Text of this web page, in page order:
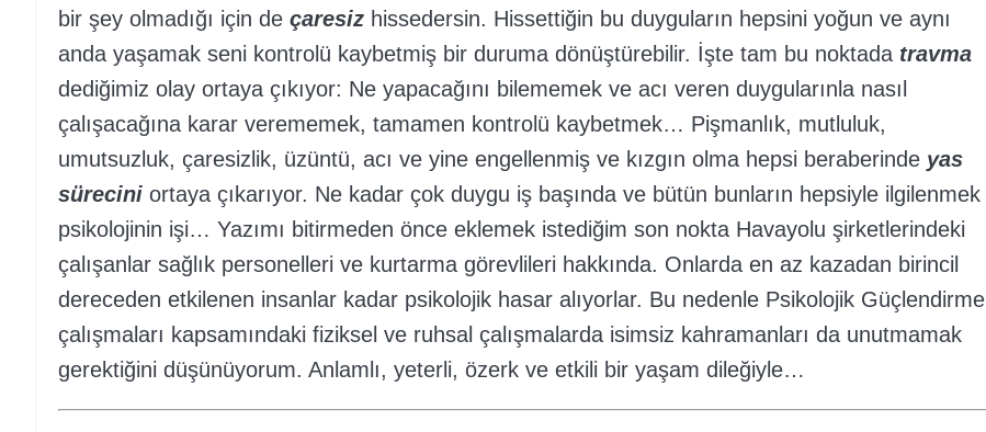
bir şey olmadığı için de çaresiz hissedersin. Hissettiğin bu duyguların hepsini yoğun ve aynı
anda yaşamak seni kontrolü kaybetmiş bir duruma dönüştürebilir. İşte tam bu noktada travma
dediğimiz olay ortaya çıkıyor: Ne yapacağını bilememek ve acı veren duygularınla nasıl
çalışacağına karar verememek, tamamen kontrolü kaybetmek… Pişmanlık, mutluluk,
umutsuzluk, çaresizlik, üzüntü, acı ve yine engellenmiş ve kızgın olma hepsi beraberinde yas
sürecini ortaya çıkarıyor. Ne kadar çok duygu iş başında ve bütün bunların hepsiyle ilgilenmek
psikolojinin işi… Yazımı bitirmeden önce eklemek istediğim son nokta Havayolu şirketlerindeki
çalışanlar sağlık personelleri ve kurtarma görevlileri hakkında. Onlarda en az kazadan birincil
dereceden etkilenen insanlar kadar psikolojik hasar alıyorlar. Bu nedenle Psikolojik Güçlendirme
çalışmaları kapsamındaki fiziksel ve ruhsal çalışmalarda isimsiz kahramanları da unutmamak
gerektiğini düşünüyorum. Anlamlı, yeterli, özerk ve etkili bir yaşam dileğiyle…